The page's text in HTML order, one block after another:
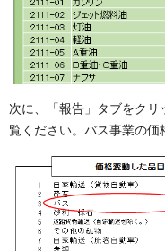
次に、「報告」タブをク
覧ください。バス事業の価